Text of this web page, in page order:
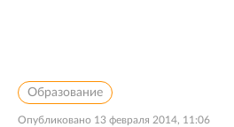
Образование
Опубликовано 13 февраля 2014, 11:06